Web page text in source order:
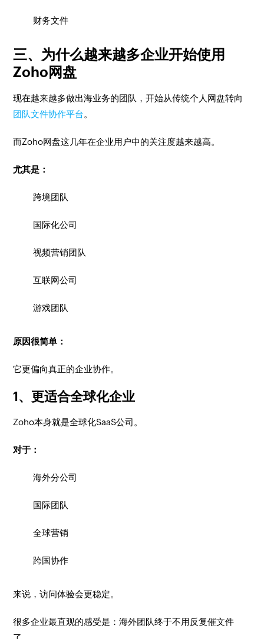
财务文件
三、为什么越来越多企业开始使用
Zoho网盘
现在越来越多做出海业务的团队，开始从传统个人网盘转向
团队文件协作平台。
而Zoho网盘这几年在企业用户中的关注度越来越高。
尤其是：
跨境团队
国际化公司
视频营销团队
互联网公司
游戏团队
原因很简单：
它更偏向真正的企业协作。
1、更适合全球化企业
Zoho本身就是全球化SaaS公司。
对于：
海外分公司
国际团队
全球营销
跨国协作
来说，访问体验会更稳定。
很多企业最直观的感受是：海外团队终于不用反复催文件